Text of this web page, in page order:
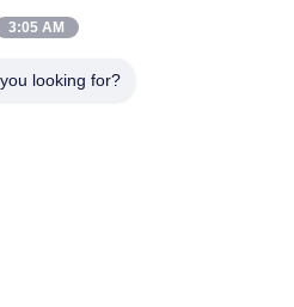
3:05 AM
looking for?